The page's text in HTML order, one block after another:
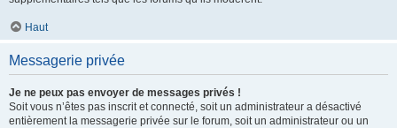
Haut
Messagerie privée
Je ne peux pas envoyer de messages privés !
Soit vous n’êtes pas inscrit et connecté, soit un administrateur a désactivé
entièrement la messagerie privée sur le forum, soit un administrateur ou un